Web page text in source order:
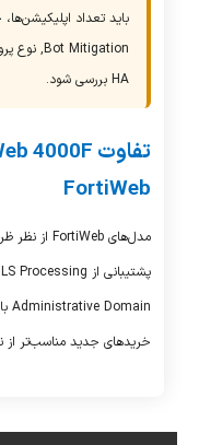
باید تعداد
Bot Mitigation, نوع
HA بررسی شود.
FortiWeb
مدل‌های FortiWeb از نظر
پشتیبانی از Processing
Administrative Domain
خریدهای جدید مناسب‌تر